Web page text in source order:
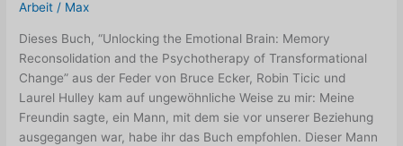
Arbeit / Max
Dieses Buch, “Unlocking the Emotional Brain: Memory
Reconsolidation and the Psychotherapy of Transformational
Change” aus der Feder von Bruce Ecker, Robin Ticic und
Laurel Hulley kam auf ungewöhnliche Weise zu mir: Meine
Freundin sagte, ein Mann, mit dem sie vor unserer Beziehung
ausgegangen war, habe ihr das Buch empfohlen. Dieser Mann